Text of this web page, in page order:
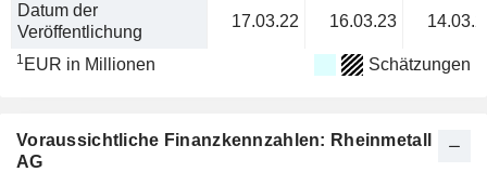
Datum der
Veröffentlichung
17.03.22 16.03.23
1 EUR in Millionen Schätzungen
Voraussichtliche Finanzkennzahlen: Rheinmetall
AG